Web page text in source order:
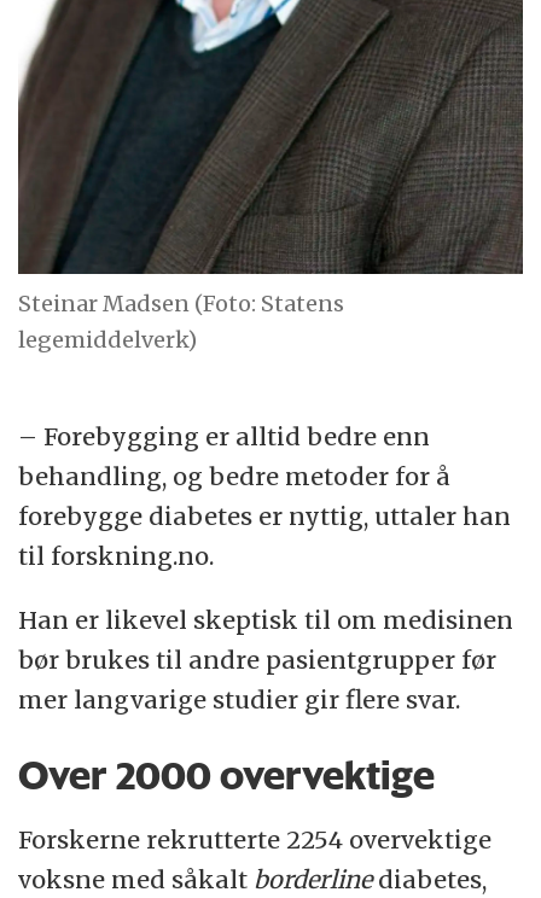
Steinar Madsen (Foto: Statens
legemiddelverk)
– Forebygging er alltid bedre enn
behandling, og bedre metoder for å
forebygge diabetes er nyttig, uttaler han
til forskning.no.
Han er likevel skeptisk til om medisinen
bør brukes til andre pasientgrupper før
mer langvarige studier gir flere svar.
Over 2000 overvektige
Forskerne rekrutterte 2254 overvektige
voksne med såkalt borderlinediabetes,